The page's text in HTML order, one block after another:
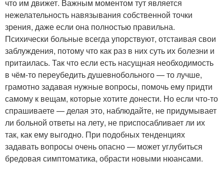
что им движет. Важным моментом тут является
нежелательность навязывания собственной точки
зрения, даже если она полностью правильна.
Психически больные всегда упорствуют, отстаивая свои
заблуждения, потому что как раз в них суть их болезни и
притаилась. Так что если есть насущная необходимость
в чём-то переубедить душевнобольного — то лучше,
грамотно задавая нужные вопросы, помочь ему придти
самому к вещам, которые хотите донести. Но если что-то
спрашиваете — делая это, наблюдайте, не придумывает
ли больной ответы на лету, не приспосабливает ли их
так, как ему выгодно. При подобных тенденциях
задавать вопросы очень опасно — может углубиться
бредовая симптоматика, обрасти новыми нюансами.